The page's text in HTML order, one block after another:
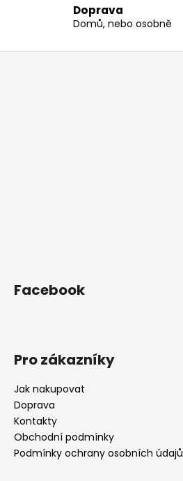
v
Doprava
Domů, nebo osobně
Facebook
Pro zákazníky
Jak nakupovat
Doprava
Kontakty
Obchodní podmínky
Podmínky ochrany osobních údajů